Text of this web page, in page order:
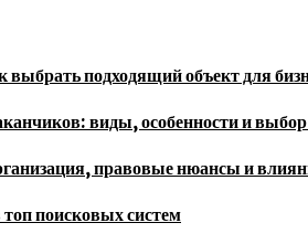
подходящий объект для
виды, особенности и
правовые нюансы и
поисковых систем